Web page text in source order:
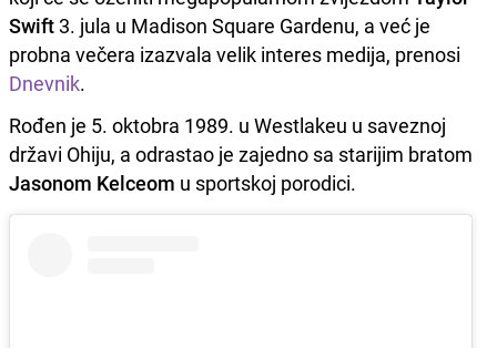
Swift 3. jula u Madison Square Gardenu, a već je
probna večera izazvala velik interes medija, prenosi
Dnevnik.
Rođen je 5. oktobra 1989. u Westlakeu u saveznoj
državi Ohiju, a odrastao je zajedno sa starijim bratom
Jasonom Kelceom u sportskoj porodici.